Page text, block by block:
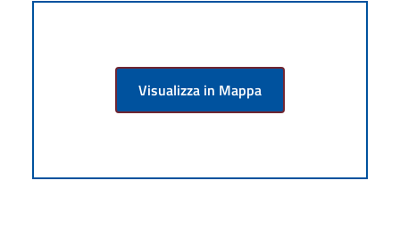
Visualizza in Mappa